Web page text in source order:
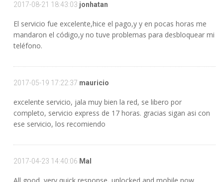
2017-08-21 18:43:03 jonhatan
El servicio fue excelente,hice el pago,y y en pocas horas me
mandaron el código,y no tuve problemas para desbloquear mi
teléfono.
2017-05-19 17:22:37 mauricio
excelente servicio, jala muy bien la red, se libero por
completo, servicio express de 17 horas. gracias sigan asi con
ese servicio, los recomiendo
2017-04-23 14:40:06 Mal